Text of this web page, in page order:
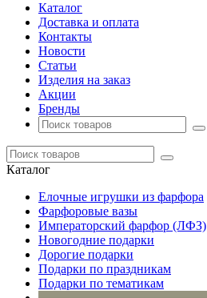
Каталог
Доставка и оплата
Контакты
Новости
Статьи
Изделия на заказ
Акции
Бренды
Каталог
Елочные игрушки из фарфора
Фарфоровые вазы
Императорский фарфор (ЛФЗ)
Новогодние подарки
Дорогие подарки
Подарки по праздникам
Подарки по тематикам